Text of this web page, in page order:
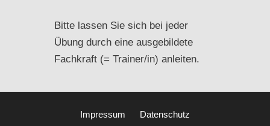
Bitte lassen Sie sich bei jeder
Übung durch eine ausgebildete
Fachkraft (= Trainer/in) anleiten.
Impressum Datenschutz